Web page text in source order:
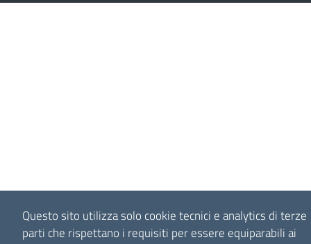
Questo sito utilizza solo cookie tecnici e analytics di terze
parti che rispettano i requisiti per essere equiparabili ai